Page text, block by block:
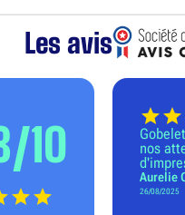
Les avis
10
nos
Aurelie
26/08/2025